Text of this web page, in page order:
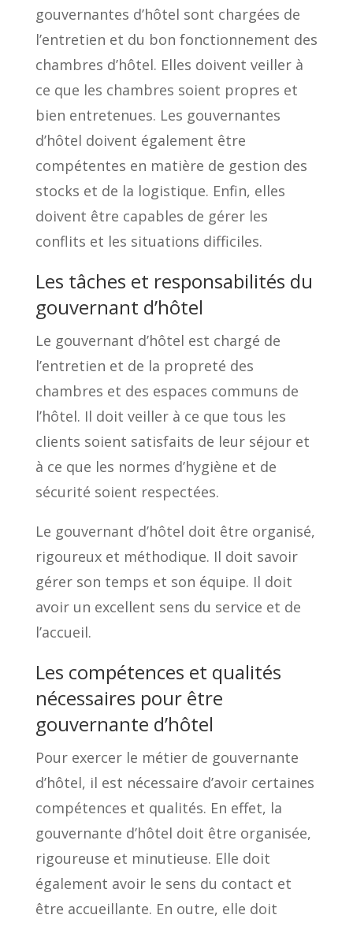
gouvernantes d’hôtel sont chargées de
l’entretien et du bon fonctionnement des
chambres d’hôtel. Elles doivent veiller à
ce que les chambres soient propres et
bien entretenues. Les gouvernantes
d’hôtel doivent également être
compétentes en matière de gestion des
stocks et de la logistique. Enfin, elles
doivent être capables de gérer les
conflits et les situations difficiles.
Les tâches et responsabilités du
gouvernant d’hôtel
Le gouvernant d’hôtel est chargé de
l’entretien et de la propreté des
chambres et des espaces communs de
l’hôtel. Il doit veiller à ce que tous les
clients soient satisfaits de leur séjour et
à ce que les normes d’hygiène et de
sécurité soient respectées.
Le gouvernant d’hôtel doit être organisé,
rigoureux et méthodique. Il doit savoir
gérer son temps et son équipe. Il doit
avoir un excellent sens du service et de
l’accueil.
Les compétences et qualités
nécessaires pour être
gouvernante d’hôtel
Pour exercer le métier de gouvernante
d’hôtel, il est nécessaire d’avoir certaines
compétences et qualités. En effet, la
gouvernante d’hôtel doit être organisée,
rigoureuse et minutieuse. Elle doit
également avoir le sens du contact et
être accueillante. En outre, elle doit